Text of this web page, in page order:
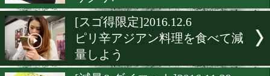
バレンタインに届けるアジ
減量法
[ダイエット]2017.1.24